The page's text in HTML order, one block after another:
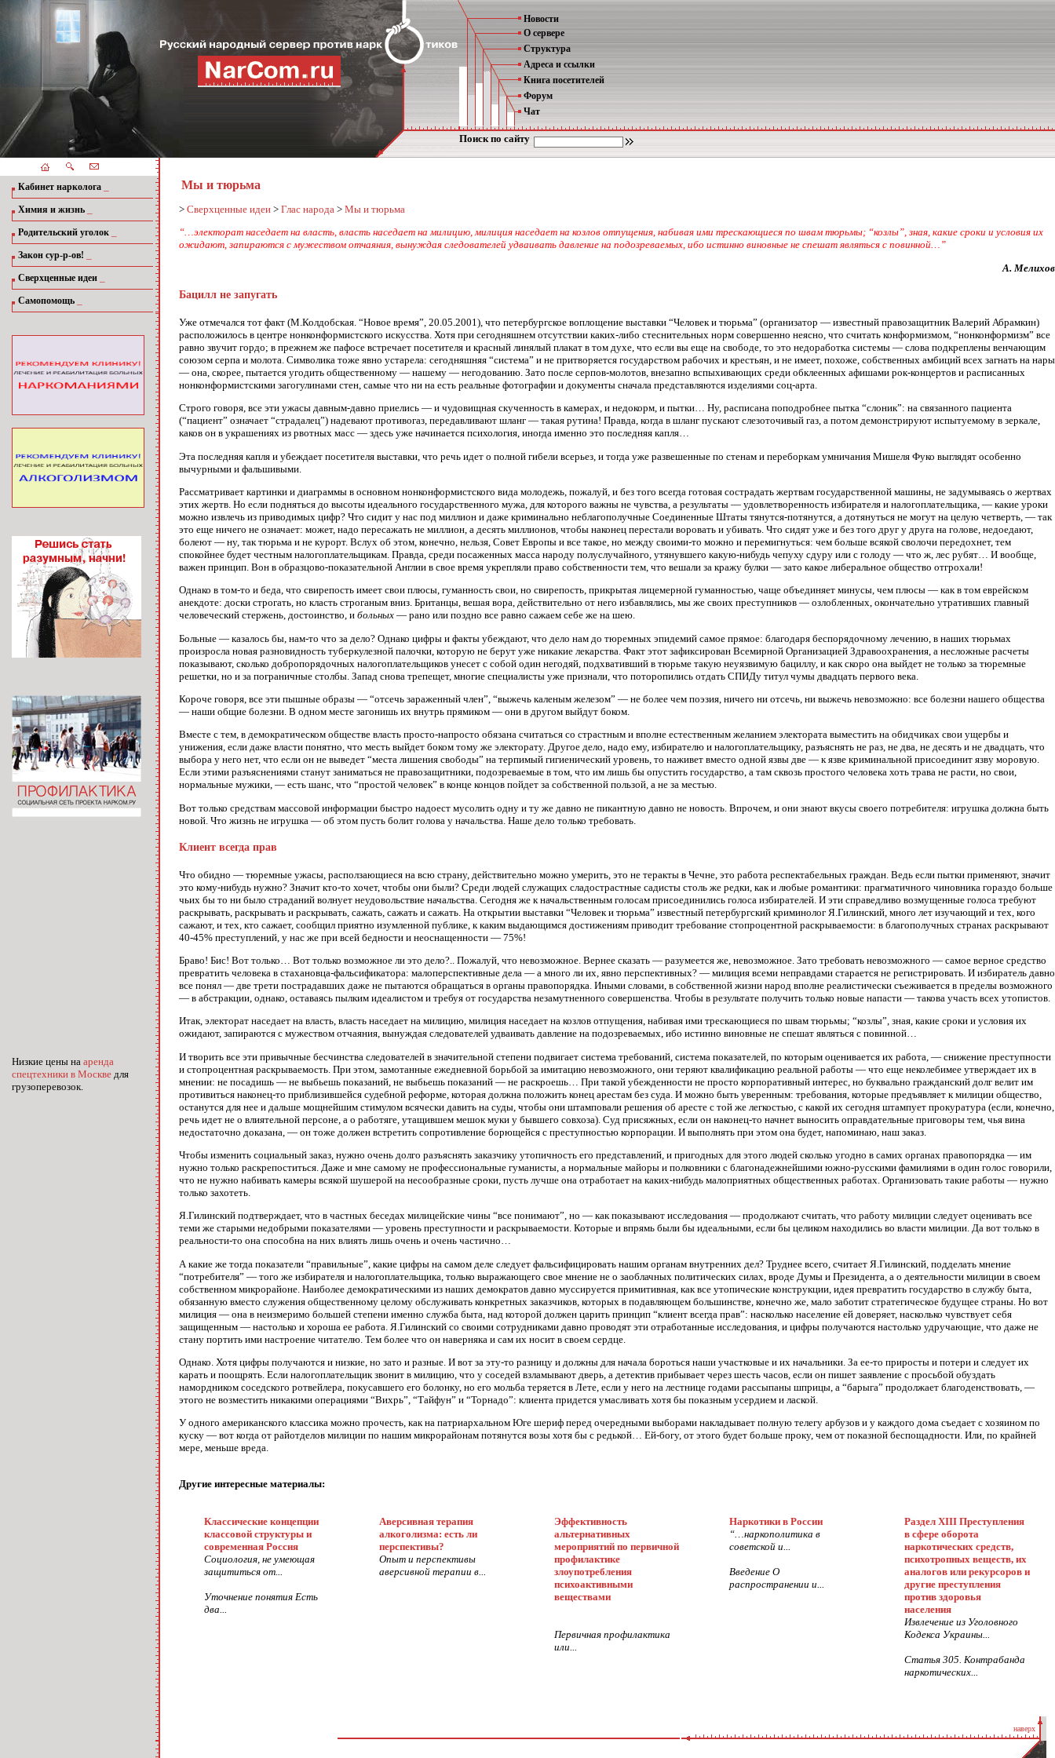
Новости
О сервере
Структура
Адреса и ссылки
Книга посетителей
Форум
Чат
Поиск по сайту
Кабинет нарколога
Химия и жизнь
Родительский уголок
Закон сур-р-ов!
Сверхценные идеи
Самопомощь
Низкие цены на аренда
спецтехники в Москве для
грузоперевозок.
Мы и тюрьма
> Сверхценные идеи > Глас народа > Мы и тюрьма
“…электорат наседает на власть, власть наседает на милицию, милиция наседает на козлов отпущения, набивая ими трескающиеся по швам тюрьмы; “козлы”, зная, какие сроки и условия их
ожидают, запираются с мужеством отчаяния, вынуждая следователей удваивать давление на подозреваемых, ибо истинно виновные не спешат являться с повинной…”
А. Мелихов
Бацилл не запугать
Уже отмечался тот факт (М.Колдобская. “Новое время”, 20.05.2001), что петербургское воплощение выставки “Человек и тюрьма” (организатор — известный правозащитник Валерий Абрамкин)
расположилось в центре нонконформистского искусства. Хотя при сегодняшнем отсутствии каких-либо стеснительных норм совершенно неясно, что считать конформизмом, “нонконформизм” все
равно звучит гордо; в прежнем же пафосе встречает посетителя и красный линялый плакат в том духе, что если вы еще на свободе, то это недоработка системы — слова подкреплены венчающим
союзом серпа и молота. Символика тоже явно устарела: сегодняшняя “система” и не притворяется государством рабочих и крестьян, и не имеет, похоже, собственных амбиций всех загнать на нары
— она, скорее, пытается угодить общественному — нашему — негодованию. Зато после серпов-молотов, внезапно вспыхивающих среди обклеенных афишами рок-концертов и расписанных
нонконформистскими загогулинами стен, самые что ни на есть реальные фотографии и документы сначала представляются изделиями соц-арта.
Строго говоря, все эти ужасы давным-давно приелись — и чудовищная скученность в камерах, и недокорм, и пытки… Ну, расписана поподробнее пытка “слоник”: на связанного пациента
(“пациент” означает “страдалец”) надевают противогаз, передавливают шланг — такая рутина! Правда, когда в шланг пускают слезоточивый газ, а потом демонстрируют испытуемому в зеркале,
каков он в украшениях из рвотных масс — здесь уже начинается психология, иногда именно это последняя капля…
Эта последняя капля и убеждает посетителя выставки, что речь идет о полной гибели всерьез, и тогда уже развешенные по стенам и переборкам умничания Мишеля Фуко выглядят особенно
вычурными и фальшивыми.
Рассматривает картинки и диаграммы в основном нонконформистского вида молодежь, пожалуй, и без того всегда готовая сострадать жертвам государственной машины, не задумываясь о жертвах
этих жертв. Но если подняться до высоты идеального государственного мужа, для которого важны не чувства, а результаты — удовлетворенность избирателя и налогоплательщика, — какие уроки
можно извлечь из приводимых цифр? Что сидит у нас под миллион и даже криминально неблагополучные Соединенные Штаты тянутся-потянутся, а дотянуться не могут на целую четверть, — так
это еще ничего не означает: может, надо пересажать не миллион, а десять миллионов, чтобы наконец перестали воровать и убивать. Что сидят уже и без того друг у друга на голове, недоедают,
болеют — ну, так тюрьма и не курорт. Вслух об этом, конечно, нельзя, Совет Европы и все такое, но между своими-то можно и перемигнуться: чем больше всякой сволочи передохнет, тем
спокойнее будет честным налогоплательщикам. Правда, среди посаженных масса народу полуслучайного, утянувшего какую-нибудь чепуху сдуру или с голоду — что ж, лес рубят… И вообще,
важен принцип. Вон в образцово-показательной Англии в свое время укрепляли право собственности тем, что вешали за кражу булки — зато какое либеральное общество отгрохали!
Однако в том-то и беда, что свирепость имеет свои плюсы, гуманность свои, но свирепость, прикрытая лицемерной гуманностью, чаще объединяет минусы, чем плюсы — как в том еврейском
анекдоте: доски строгать, но класть строганым вниз. Британцы, вешая вора, действительно от него избавлялись, мы же своих преступников — озлобленных, окончательно утративших главный
человеческий стержень, достоинство, и больных — рано или поздно все равно сажаем себе же на шею.
Больные — казалось бы, нам-то что за дело? Однако цифры и факты убеждают, что дело нам до тюремных эпидемий самое прямое: благодаря беспорядочному лечению, в наших тюрьмах
произросла новая разновидность туберкулезной палочки, которую не берут уже никакие лекарства. Факт этот зафиксирован Всемирной Организацией Здравоохранения, а несложные расчеты
показывают, сколько добропорядочных налогоплательщиков унесет с собой один негодяй, подхвативший в тюрьме такую неуязвимую бациллу, и как скоро она выйдет не только за тюремные
решетки, но и за пограничные столбы. Запад снова трепещет, многие специалисты уже признали, что поторопились отдать СПИДу титул чумы двадцать первого века.
Короче говоря, все эти пышные образы — “отсечь зараженный член”, “выжечь каленым железом” — не более чем поэзия, ничего ни отсечь, ни выжечь невозможно: все болезни нашего общества
— наши общие болезни. В одном месте загонишь их внутрь прямиком — они в другом выйдут боком.
Вместе с тем, в демократическом обществе власть просто-напросто обязана считаться со страстным и вполне естественным желанием электората выместить на обидчиках свои ущербы и
унижения, если даже власти понятно, что месть выйдет боком тому же электорату. Другое дело, надо ему, избирателю и налогоплательщику, разъяснять не раз, не два, не десять и не двадцать, что
выбора у него нет, что если он не выведет “места лишения свободы” на терпимый гигиенический уровень, то наживет вместо одной язвы две — к язве криминальной присоединит язву моровую.
Если этими разъяснениями станут заниматься не правозащитники, подозреваемые в том, что им лишь бы опустить государство, а там сквозь простого человека хоть трава не расти, но свои,
нормальные мужики, — есть шанс, что “простой человек” в конце концов пойдет за собственной пользой, а не за местью.
Вот только средствам массовой информации быстро надоест мусолить одну и ту же давно не пикантную давно не новость. Впрочем, и они знают вкусы своего потребителя: игрушка должна быть
новой. Что жизнь не игрушка — об этом пусть болит голова у начальства. Наше дело только требовать.
Клиент всегда прав
Что обидно — тюремные ужасы, расползающиеся на всю страну, действительно можно умерить, это не теракты в Чечне, это работа респектабельных граждан. Ведь если пытки применяют, значит
это кому-нибудь нужно? Значит кто-то хочет, чтобы они были? Среди людей служащих сладострастные садисты столь же редки, как и любые романтики: прагматичного чиновника гораздо больше
чьих бы то ни было страданий волнует неудовольствие начальства. Сегодня же к начальственным голосам присоединились голоса избирателей. И эти справедливо возмущенные голоса требуют
раскрывать, раскрывать и раскрывать, сажать, сажать и сажать. На открытии выставки “Человек и тюрьма” известный петербургский криминолог Я.Гилинский, много лет изучающий и тех, кого
сажают, и тех, кто сажает, сообщил приятно изумленной публике, к каким выдающимся достижениям приводит требование стопроцентной раскрываемости: в благополучных странах раскрывают
40-45% преступлений, у нас же при всей бедности и неоснащенности — 75%!
Браво! Бис! Вот только… Вот только возможное ли это дело?.. Пожалуй, что невозможное. Вернее сказать — разумеется же, невозможное. Зато требовать невозможного — самое верное средство
превратить человека в стахановца-фальсификатора: малоперспективные дела — а много ли их, явно перспективных? — милиция всеми неправдами старается не регистрировать. И избиратель давно
все понял — две трети пострадавших даже не пытаются обращаться в органы правопорядка. Иными словами, в собственной жизни народ вполне реалистически съеживается в пределы возможного
— в абстракции, однако, оставаясь пылким идеалистом и требуя от государства незамутненного совершенства. Чтобы в результате получить только новые напасти — такова участь всех утопистов.
Итак, электорат наседает на власть, власть наседает на милицию, милиция наседает на козлов отпущения, набивая ими трескающиеся по швам тюрьмы; “козлы”, зная, какие сроки и условия их
ожидают, запираются с мужеством отчаяния, вынуждая следователей удваивать давление на подозреваемых, ибо истинно виновные не спешат являться с повинной…
И творить все эти привычные бесчинства следователей в значительной степени подвигает система требований, система показателей, по которым оценивается их работа, — снижение преступности
и стопроцентная раскрываемость. При этом, замотанные ежедневной борьбой за имитацию невозможного, они теряют квалификацию реальной работы — что еще неколебимее утверждает их в
мнении: не посадишь — не выбьешь показаний, не выбьешь показаний — не раскроешь… При такой убежденности не просто корпоративный интерес, но буквально гражданский долг велит им
противиться наконец-то приблизившейся судебной реформе, которая должна положить конец арестам без суда. И можно быть уверенным: требования, которые предъявляет к милиции общество,
останутся для нее и дальше мощнейшим стимулом всячески давить на суды, чтобы они штамповали решения об аресте с той же легкостью, с какой их сегодня штампует прокуратура (если, конечно,
речь идет не о влиятельной персоне, а о работяге, утащившем мешок муки у бывшего совхоза). Суд присяжных, если он наконец-то начнет выносить оправдательные приговоры тем, чья вина
недостаточно доказана, — он тоже должен встретить сопротивление борющейся с преступностью корпорации. И выполнять при этом она будет, напоминаю, наш заказ.
Чтобы изменить социальный заказ, нужно очень долго разъяснять заказчику утопичность его представлений, и пригодных для этого людей сколько угодно в самих органах правопорядка — им
нужно только раскрепоститься. Даже и мне самому не профессиональные гуманисты, а нормальные майоры и полковники с благонадежнейшими южно-русскими фамилиями в один голос говорили,
что не нужно набивать камеры всякой шушерой на несообразные сроки, пусть лучше она отработает на каких-нибудь малоприятных общественных работах. Организовать такие работы — нужно
только захотеть.
Я.Гилинский подтверждает, что в частных беседах милицейские чины “все понимают”, но — как показывают исследования — продолжают считать, что работу милиции следует оценивать все
теми же старыми недобрыми показателями — уровень преступности и раскрываемости. Которые и впрямь были бы идеальными, если бы целиком находились во власти милиции. Да вот только в
реальности-то она способна на них влиять лишь очень и очень частично…
А какие же тогда показатели “правильные”, какие цифры на самом деле следует фальсифицировать нашим органам внутренних дел? Труднее всего, считает Я.Гилинский, подделать мнение
“потребителя” — того же избирателя и налогоплательщика, только выражающего свое мнение не о заоблачных политических силах, вроде Думы и Президента, а о деятельности милиции в своем
собственном микрорайоне. Наиболее демократическими из наших демократов давно муссируется примитивная, как все утопические конструкции, идея превратить государство в службу быта,
обязанную вместо служения общественному целому обслуживать конкретных заказчиков, которых в подавляющем большинстве, конечно же, мало заботит стратегическое будущее страны. Но вот
милиция — она в неизмеримо большей степени именно служба быта, над которой должен царить принцип “клиент всегда прав”: насколько население ей доверяет, насколько чувствует себя
защищенным — настолько и хороша ее работа. Я.Гилинский со своими сотрудниками давно проводят эти отработанные исследования, и цифры получаются настолько удручающие, что даже не
стану портить ими настроение читателю. Тем более что он наверняка и сам их носит в своем сердце.
Однако. Хотя цифры получаются и низкие, но зато и разные. И вот за эту-то разницу и должны для начала бороться наши участковые и их начальники. За ее-то приросты и потери и следует их
карать и поощрять. Если налогоплательщик звонит в милицию, что у соседей взламывают дверь, а детектив прибывает через шесть часов, если он пишет заявление с просьбой обуздать
намордником соседского ротвейлера, покусавшего его болонку, но его мольба теряется в Лете, если у него на лестнице годами рассыпаны шприцы, а “барыга” продолжает благоденствовать, —
этого не возместить никакими операциями “Вихрь”, “Тайфун” и “Торнадо”: клиента придется умасливать хотя бы показным усердием и лаской.
У одного американского классика можно прочесть, как на патриархальном Юге шериф перед очередными выборами накладывает полную телегу арбузов и у каждого дома съедает с хозяином по
куску — вот когда от райотделов милиции по нашим микрорайонам потянутся возы хотя бы с редькой… Ей-богу, от этого будет больше проку, чем от показной беспощадности. Или, по крайней
мере, меньше вреда.
Другие интересные материалы:
Классические концепции
классовой структуры и
современная Россия
Социология, не умеющая
защититься от...
Уточнение понятия Есть
два...
Аверсивная терапия
алкоголизма: есть ли
перспективы?
Опыт и перспективы
аверсивной терапии в...
Эффективность
альтернативных
мероприятий по первичной
профилактике
злоупотребления
психоактивными
веществами
Первичная профилактика
или...
Наркотики в России
“…наркополитика в
советской и...
Введение О
распространении и...
Раздел ХIII Преступления
в сфере оборота
наркотических средств,
психотропных веществ, их
аналогов или рекурсоров и
другие преступления
против здоровья
населения
Извлечение из Уголовного
Кодекса Украины...
Статья 305. Контрабанда
наркотических...
наверх